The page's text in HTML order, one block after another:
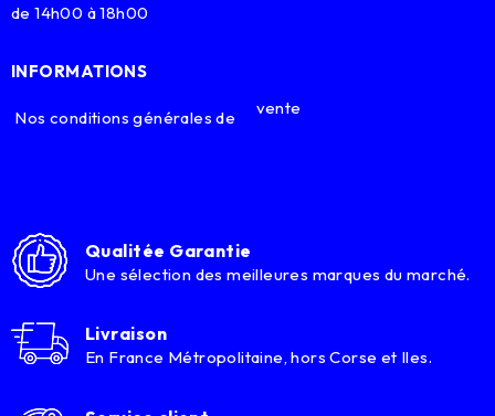
de 14h00 à 18h00
INFORMATIONS
Nos conditions générales de vente
Qualitée Garantie
Une sélection des meilleures marques du marché.
Livraison
En France Métropolitaine, hors Corse et Iles.